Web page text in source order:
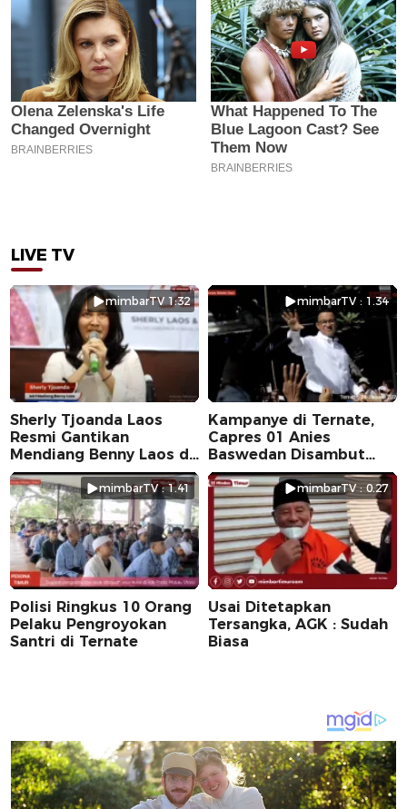
LIVE TV
mimbarTV 1:32
Sherly Tjoanda Laos
Resmi Gantikan
Mendiang Benny Laos di
Pilkada 2024
mimbarTV : 1.34
Kampanye di Ternate,
Capres 01 Anies
Baswedan Disambut
Ribuan Warga
mimbarTV : 1.41
Polisi Ringkus 10 Orang
Pelaku Pengroyokan
Santri di Ternate
mimbarTV : 0.27
Usai Ditetapkan
Tersangka, AGK : Sudah
Biasa